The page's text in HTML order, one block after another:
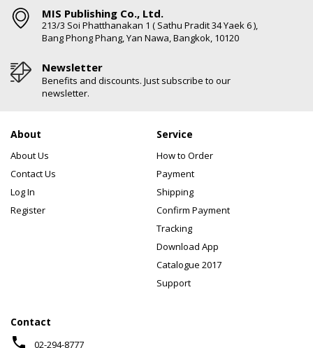
MIS Publishing Co., Ltd.
213/3 Soi Phatthanakan 1 ( Sathu Pradit 34 Yaek 6 ),
Bang Phong Phang, Yan Nawa, Bangkok, 10120
Newsletter
Benefits and discounts. Just subscribe to our
newsletter.
About
About Us
Contact Us
Log In
Register
Service
How to Order
Payment
Shipping
Confirm Payment
Tracking
Download App
Catalogue 2017
Support
Contact
phone 02-294-8777